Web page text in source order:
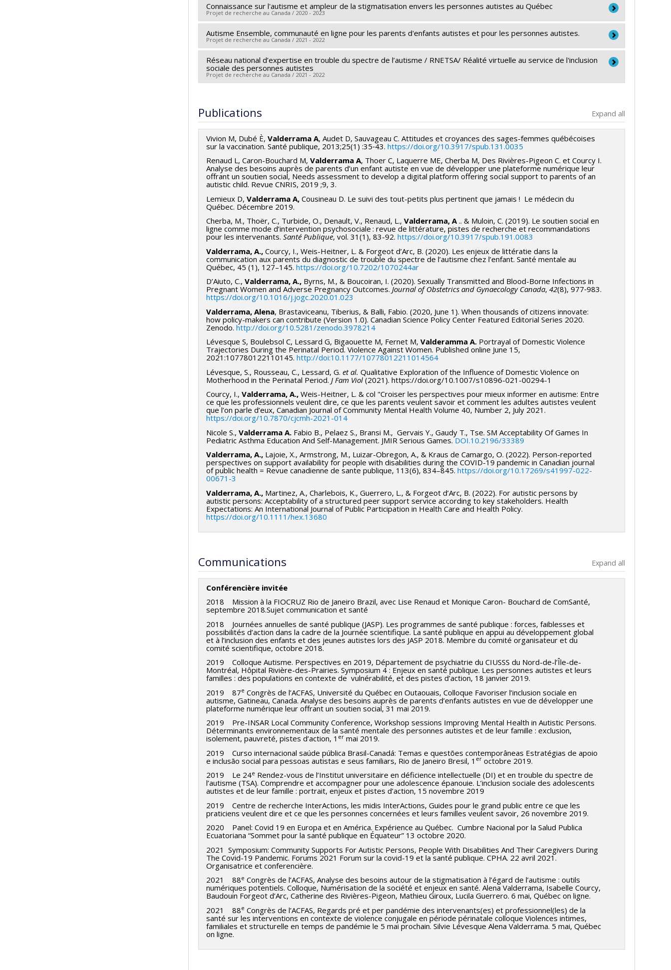
Lead researcher : Alena Valderrama
Funding sources:Santé Canada
Grant programs:
Connaissance sur l'autisme et ampleur de la stigmatisation envers les personnes autistes au Québec
Projet de recherche au Canada / 2020 - 2023
Funding sources:OPHQ/Office des personnes handicapées du Québec
Grant programs:
Autisme Ensemble, communauté en ligne pour les parents d'enfants autistes et pour les personnes autistes.
Projet de recherche au Canada / 2021 - 2022
Lead researcher : Alena Valderrama
Funding sources:Fondation les petits trésors
Grant programs:
Réseau national d’expertise en trouble du spectre de l’autisme / RNETSA/ Réalité virtuelle au service de l'inclusion
sociale des personnes autistes
Projet de recherche au Canada / 2021 - 2022
Funding sources:
Grant programs:
Publications Expand all
Vivion M, Dubé È, Valderrama A, Audet D, Sauvageau C. Attitudes et croyances des sages-femmes québécoises
sur la vaccination. Santé publique, 2013;25(1) :35‑43. https://doi.org/10.3917/spub.131.0035
Renaud L, Caron-Bouchard M, Valderrama A, Thoer C, Laquerre ME, Cherba M, Des Rivières-Pigeon C. et Courcy I.
Analyse des besoins auprès de parents d’un enfant autiste en vue de développer une plateforme numérique leur
offrant un soutien social, Needs assessment to develop a digital platform offering social support to parents of an
autistic child. Revue CNRIS, 2019 ;9, 3.
Lemieux D, Valderrama A, Cousineau D. Le suivi des tout-petits plus pertinent que jamais ! Le médecin du
Québec. Décembre 2019.
Cherba, M., Thoër, C., Turbide, O., Denault, V., Renaud, L., Valderrama, A.. & Muloin, C. (2019). Le soutien social en
ligne comme mode d’intervention psychosociale : revue de littérature, pistes de recherche et recommandations
pour les intervenants. Santé Publique, vol. 31(1), 83-92. https://doi.org/10.3917/spub.191.0083
Valderrama, A., Courcy, I., Weis-Heitner, L. & Forgeot d’Arc, B. (2020). Les enjeux de littératie dans la
communication aux parents du diagnostic de trouble du spectre de l’autisme chez l’enfant. Santé mentale au
Québec, 45 (1), 127–145. https://doi.org/10.7202/1070244ar
D’Aiuto, C., Valderrama, A., Byrns, M., & Boucoiran, I. (2020). Sexually Transmitted and Blood-Borne Infections in
Pregnant Women and Adverse Pregnancy Outcomes. Journal of Obstetrics and Gynaecology Canada, 42(8), 977‑983.
https://doi.org/10.1016/j.jogc.2020.01.023
Valderrama, Alena, Brastaviceanu, Tiberius, & Balli, Fabio. (2020, June 1). When thousands of citizens innovate:
how policy-makers can contribute (Version 1.0). Canadian Science Policy Center Featured Editorial Series 2020.
Zenodo. http://doi.org/10.5281/zenodo.3978214
Lévesque S, Boulebsol C, Lessard G, Bigaouette M, Fernet M, Valderamma A. Portrayal of Domestic Violence
Trajectories During the Perinatal Period. Violence Against Women. Published online June 15,
2021:107780122110145. http://doi:10.1177/10778012211014564
Lévesque, S., Rousseau, C., Lessard, G. et al. Qualitative Exploration of the Influence of Domestic Violence on
Motherhood in the Perinatal Period. J Fam Viol(2021). https://doi.org/10.1007/s10896-021-00294-1
Courcy, I., Valderrama, A., Weis-Heitner, L. & col "Croiser les perspectives pour mieux informer en autisme: Entre
ce que les professionnels veulent dire, ce que les parents veulent savoir et comment les adultes autistes veulent
que l’on parle d’eux, Canadian Journal of Community Mental Health Volume 40, Number 2, July 2021.
https://doi.org/10.7870/cjcmh-2021-014
Nicole S., Valderrama A. Fabio B., Pelaez S., Bransi M., Gervais Y., Gaudy T., Tse. SM Acceptability Of Games In
Pediatric Asthma Education And Self-Management. JMIR Serious Games.DOI.10.2196/33389
Valderrama, A., Lajoie, X., Armstrong, M., Luizar-Obregon, A., & Kraus de Camargo, O. (2022). Person-reported
perspectives on support availability for people with disabilities during the COVID-19 pandemic in Canadian journal
of public health = Revue canadienne de sante publique, 113(6), 834–845. https://doi.org/10.17269/s41997-022-
00671-3
Valderrama, A., Martinez, A., Charlebois, K., Guerrero, L., & Forgeot d’Arc, B. (2022). For autistic persons by
autistic persons: Acceptability of a structured peer support service according to key stakeholders. Health
Expectations: An International Journal of Public Participation in Health Care and Health Policy.
https://doi.org/10.1111/hex.13680
Communications Expand all
Conférencière invitée
2018 Mission à la FIOCRUZ Rio de Janeiro Brazil, avec Lise Renaud et Monique Caron- Bouchard de ComSanté,
septembre 2018.Sujet communication et santé
2018 Journées annuelles de santé publique (JASP). Les programmes de santé publique : forces, faiblesses et
possibilités d’action dans la cadre de la Journée scientifique. La santé publique en appui au développement global
et à l’inclusion des enfants et des jeunes autistes lors des JASP 2018. Membre du comité organisateur et du
comité scientifique, octobre 2018.
2019 Colloque Autisme. Perspectives en 2019, Département de psychiatrie du CIUSSS du Nord-de-l’Île-de-
Montréal, Hôpital Rivière-des-Prairies. Symposium 4 : Enjeux en santé publique. Les personnes autistes et leurs
familles : des populations en contexte de vulnérabilité, et des pistes d’action, 18 janvier 2019.
2019 87e Congrès de l’ACFAS, Université du Québec en Outaouais, Colloque Favoriser l’inclusion sociale en
autisme, Gatineau, Canada. Analyse des besoins auprès de parents d’enfants autistes en vue de développer une
plateforme numérique leur offrant un soutien social, 31 mai 2019.
2019 Pre-INSAR Local Community Conference, Workshop sessions Improving Mental Health in Autistic Persons.
Déterminants environnementaux de la santé mentale des personnes autistes et de leur famille : exclusion,
isolement, pauvreté, pistes d’action, 1 er mai 2019.
2019 Curso internacional saúde pública Brasil-Canadá: Temas e questões contemporâneas Estratégias de apoio
e inclusão social para pessoas autistas e seus familiars, Rio de Janeiro Bresil, 1 er octobre 2019.
2019 Le 24e Rendez-vous de l’Institut universitaire en déficience intellectuelle (DI) et en trouble du spectre de
l’autisme (TSA). Comprendre et accompagner pour une adolescence épanouie. L’inclusion sociale des adolescents
autistes et de leur famille : portrait, enjeux et pistes d’action, 15 novembre 2019
2019 Centre de recherche InterActions, les midis InterActions, Guides pour le grand public entre ce que les
praticiens veulent dire et ce que les personnes concernées et leurs familles veulent savoir, 26 novembre 2019.
2020 Panel: Covid 19 en Europa et en América. Expérience au Québec. Cumbre Nacional por la Salud Publica
Ecuatoriana “Sommet pour la santé publique en Équateur” 13 octobre 2020.
2021 Symposium: Community Supports For Autistic Persons, People With Disabilities And Their Caregivers During
The Covid-19 Pandemic. Forums 2021 Forum sur la covid-19 et la santé publique. CPHA. 22 avril 2021.
Organisatrice et conferencière.
2021 88e Congrès de l’ACFAS, Analyse des besoins autour de la stigmatisation à l’égard de l’autisme : outils
numériques potentiels. Colloque, Numérisation de la société et enjeux en santé. Alena Valderrama, Isabelle Courcy,
Baudouin Forgeot d’Arc, Catherine des Rivières-Pigeon, Mathieu Giroux, Lucila Guerrero. 6 mai, Québec on ligne.
2021 88e Congrès de l’ACFAS, Regards pré et per pandémie des intervenants(es) et professionnel(les) de la
santé sur les interventions en contexte de violence conjugale en période périnatale colloque Violences intimes,
familiales et structurelle en temps de pandémie le 5 mai prochain. Silvie Lévesque Alena Valderrama. 5 mai, Québec
on ligne.